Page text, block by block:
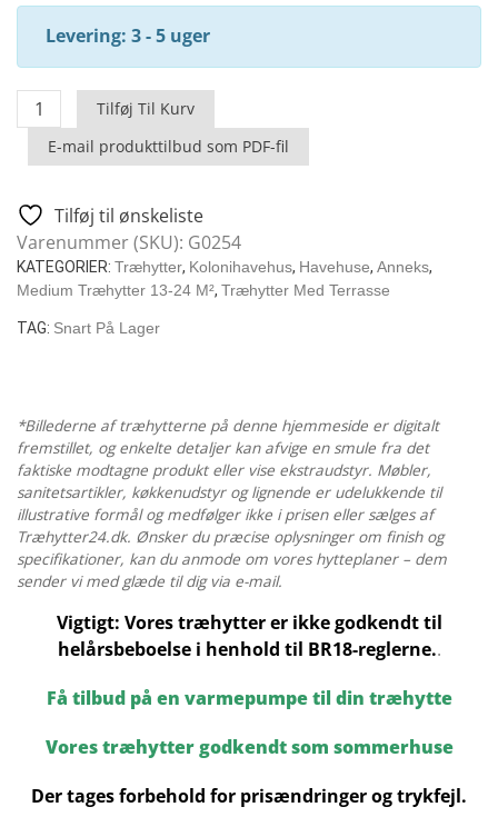
Levering: 3 - 5 uger
Hansa
Holiday
Camping
1
Værelse
/
18
M2
/
9
M
/
70
MM
antal
Tilføj Til Kurv
E-mail produkttilbud som PDF-fil
Tilføj til ønskeliste
Varenummer (SKU): G0254
KATEGORIER: Træhytter, Kolonihavehus, Havehuse, Anneks,
Medium Træhytter 13-24 M², Træhytter Med Terrasse
TAG: Snart På Lager
*Billederne af træhytterne på denne hjemmeside er digitalt
fremstillet, og enkelte detaljer kan afvige en smule fra det
faktiske modtagne produkt eller vise ekstraudstyr. Møbler,
sanitetsartikler, køkkenudstyr og lignende er udelukkende til
illustrative formål og medfølger ikke i prisen eller sælges af
Træhytter24.dk. Ønsker du præcise oplysninger om finish og
specifikationer, kan du anmode om vores hytteplaner – dem
sender vi med glæde til dig via e-mail.
Vigtigt: Vores træhytter er ikke godkendt til
helårsbeboelse i henhold til BR18-reglerne..
Få tilbud på en varmepumpe til din træhytte
Vores træhytter godkendt som sommerhuse
Der tages forbehold for prisændringer og trykfejl.